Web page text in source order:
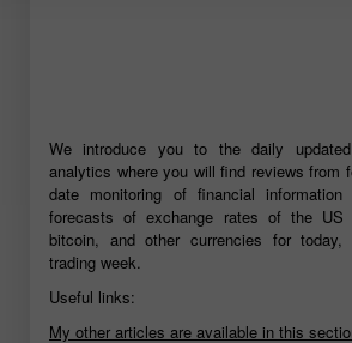
We introduce you to the daily
analytics where you will find reviews from
date monitoring of financial
forecasts of exchange rates of the US
bitcoin, and other currencies for today,
trading week.
Useful links:
My other articles are available in this